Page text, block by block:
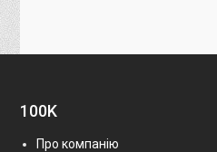
100K
Про компанію